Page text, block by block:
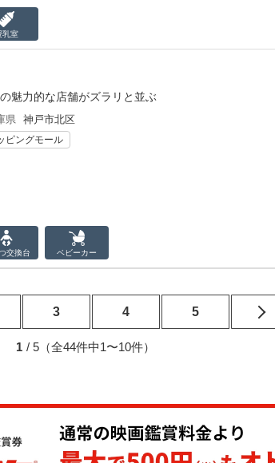
乳室
魅力的な店舗がズラリと並ぶ
県 神戸市北区
ピングモール
交換台 ベビーカー
3 4 5
1 / 5（全44件中1〜10件）